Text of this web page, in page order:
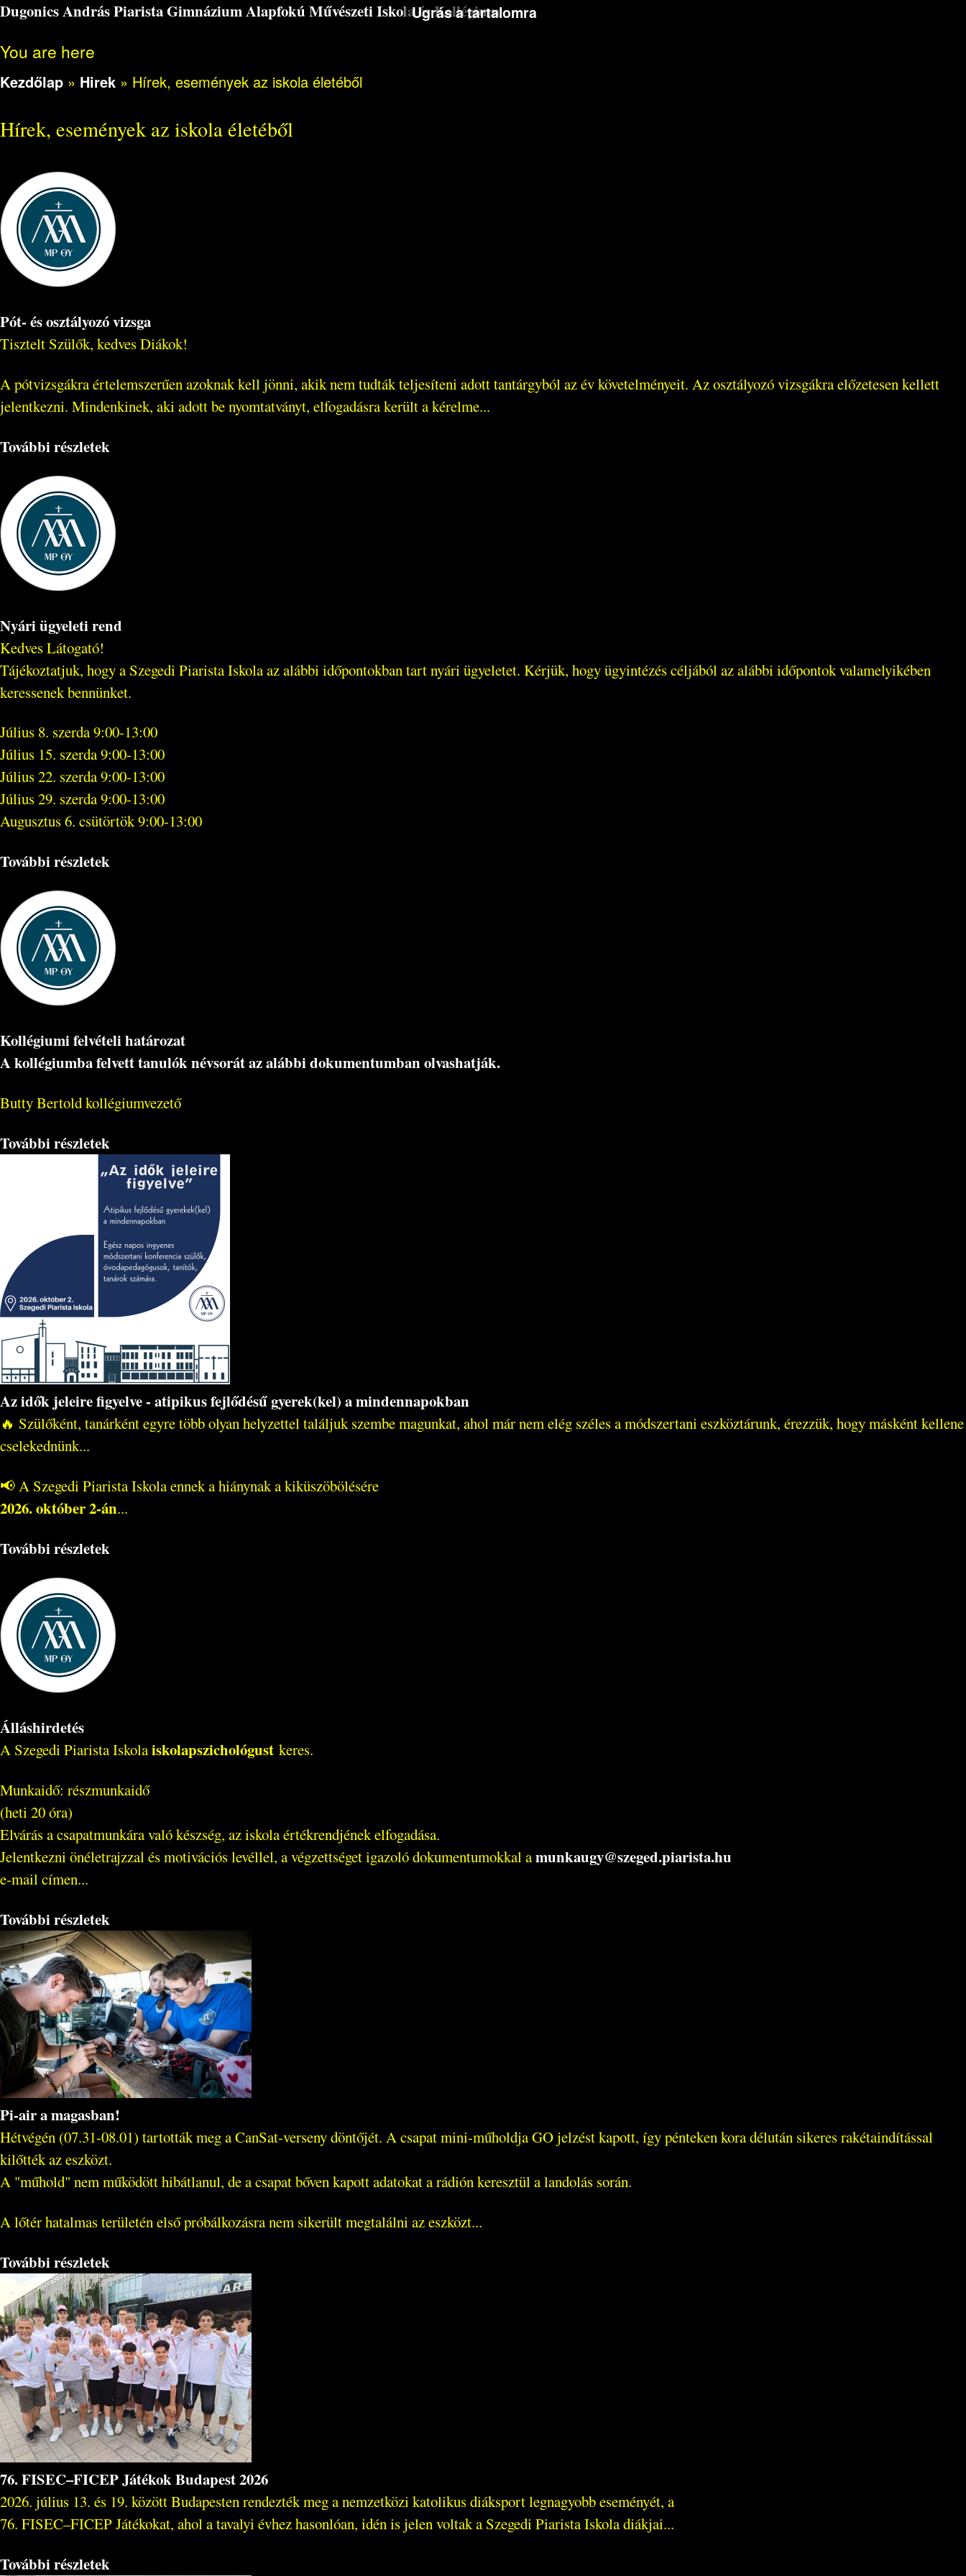
Ugrás a tartalomra
Dugonics András Piarista Gimnázium Alapfokú Művészeti Iskola és Kollégium
You are here
Kezdőlap » Hirek » Hírek, események az iskola életéből
Hírek, események az iskola életéből
Pót- és osztályozó vizsga
Tisztelt Szülők, kedves Diákok!
A pótvizsgákra értelemszerűen azoknak kell jönni, akik nem tudták teljesíteni adott tantárgyból az év követelményeit. Az osztályozó vizsgákra előzetesen kellett
jelentkezni. Mindenkinek, aki adott be nyomtatványt, elfogadásra került a kérelme...
További részletek
Nyári ügyeleti rend
Kedves Látogató!
Tájékoztatjuk, hogy a Szegedi Piarista Iskola az alábbi időpontokban tart nyári ügyeletet. Kérjük, hogy ügyintézés céljából az alábbi időpontok valamelyikében
keressenek bennünket.
Július 8. szerda 9:00-13:00
Július 15. szerda 9:00-13:00
Július 22. szerda 9:00-13:00
Július 29. szerda 9:00-13:00
Augusztus 6. csütörtök 9:00-13:00
További részletek
Kollégiumi felvételi határozat
A kollégiumba felvett tanulók névsorát az alábbi dokumentumban olvashatják.
Butty Bertold kollégiumvezető
További részletek
Az idők jeleire figyelve - atipikus fejlődésű gyerek(kel) a mindennapokban
🔥 Szülőként, tanárként egyre több olyan helyzettel találjuk szembe magunkat, ahol már nem elég széles a módszertani eszköztárunk, érezzük, hogy másként kellene
cselekednünk...
📢 A Szegedi Piarista Iskola ennek a hiánynak a kiküszöbölésére
2026. október 2-án...
További részletek
Álláshirdetés
A Szegedi Piarista Iskolaiskolapszichológust keres.
Munkaidő: részmunkaidő
(heti 20 óra)
Elvárás a csapatmunkára való készség, az iskola értékrendjének elfogadása.
Jelentkezni önéletrajzzal és motivációs levéllel, a végzettséget igazoló dokumentumokkal amunkaugy@szeged.piarista.hu
e-mail címen...
További részletek
Pi-air a magasban!
Hétvégén (07.31-08.01) tartották meg a CanSat-verseny döntőjét. A csapat mini-műholdja GO jelzést kapott, így pénteken kora délután sikeres rakétaindítással
kilőtték az eszközt.
A "műhold" nem működött hibátlanul, de a csapat bőven kapott adatokat a rádión keresztül a landolás során.
A lőtér hatalmas területén első próbálkozásra nem sikerült megtalálni az eszközt...
További részletek
76. FISEC–FICEP Játékok Budapest 2026
2026. július 13. és 19. között Budapesten rendezték meg a nemzetközi katolikus diáksport legnagyobb eseményét, a
76. FISEC–FICEP Játékokat, ahol a tavalyi évhez hasonlóan, idén is jelen voltak a Szegedi Piarista Iskola diákjai...
További részletek